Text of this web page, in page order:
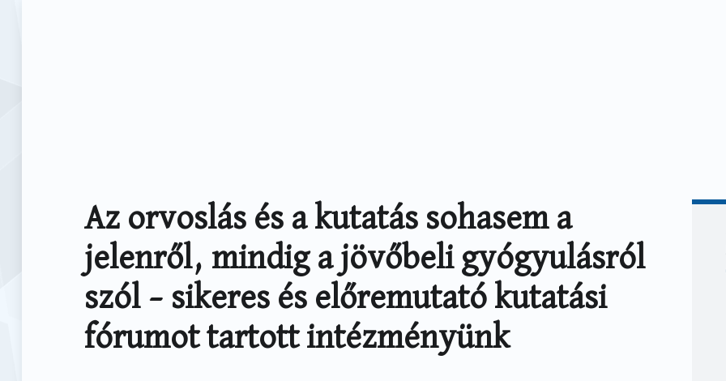
Az orvoslás és a kutatás sohasem a
jelenről, mindig a jövőbeli gyógyulásról
szól – sikeres és előremutató kutatási
fórumot tartott intézményünk